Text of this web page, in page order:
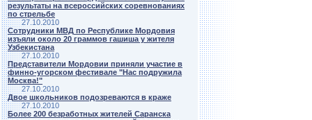
результаты на всероссийских соревнованиях
по стрельбе
27.10.2010
Сотрудники МВД по Республике Мордовия
изъяли около 20 граммов гашиша у жителя
Узбекистана
27.10.2010
Представители Мордовии приняли участие в
финно-угорском фестивале "Нас подружила
Москва!"
27.10.2010
Двое школьников подозреваются в краже
27.10.2010
Более 200 безработных жителей Саранска